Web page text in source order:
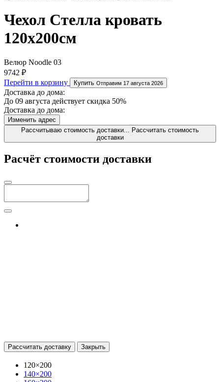
Чехол Стелла кровать
120х200см
Велюр Noodle 03
9742 ₽
Перейти в корзину
Купить Отправим 17 августа 2026
Доставка до дома:
До 09 августа действует скидка 50%
Доставка до дома:
Изменить адрес
Рассчитываю стоимость доставки...
Рассчитать стоимость
доставки
Расчёт стоимости доставки
Рассчитать доставку Закрыть
120×200
140×200